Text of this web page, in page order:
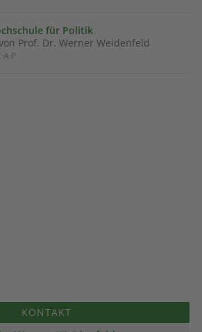
für Politik
Prof. Dr. Werner Weidenfeld
KONTAKT